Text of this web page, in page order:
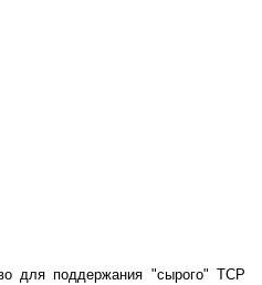
для поддержания "сырого" TCP